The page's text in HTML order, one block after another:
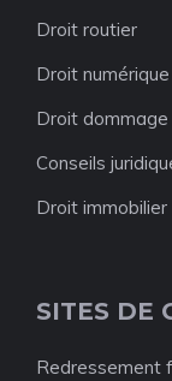
Droit routier
Droit numérique
Droit dommage
Conseils
Droit immobilier
SITES DE
Redressement